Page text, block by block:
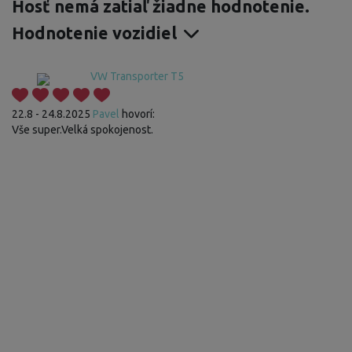
Hosť nemá zatiaľ žiadne hodnotenie.
Hodnotenie vozidiel
VW Transporter T5
22.8 - 24.8.2025 Pavel hovorí:
Vše super.Velká spokojenost.